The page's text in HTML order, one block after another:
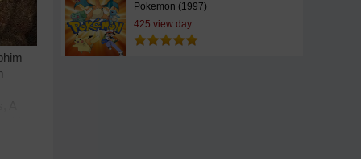
Pokemon (1997)
425 view day